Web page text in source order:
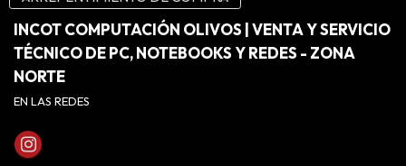
INCOT COMPUTACIÓN OLIVOS | VENTA Y SERVICIO
TÉCNICO DE PC, NOTEBOOKS Y REDES - ZONA
NORTE
EN LAS REDES